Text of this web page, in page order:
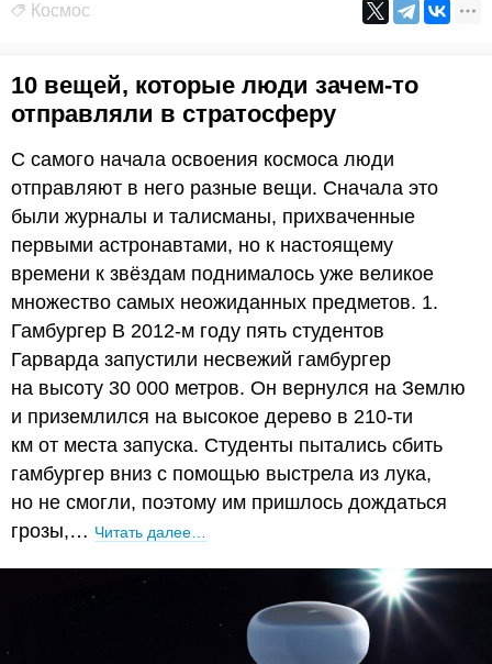
Космос
10 вещей, которые люди зачем-то
отправляли в стратосферу
С самого начала освоения космоса люди
отправляют в него разные вещи. Сначала это
были журналы и талисманы, прихваченные
первыми астронавтами, но к настоящему
времени к звёздам поднималось уже великое
множество самых неожиданных предметов. 1.
Гамбургер В 2012-м году пять студентов
Гарварда запустили несвежий гамбургер
на высоту 30 000 метров. Он вернулся на Землю
и приземлился на высокое дерево в 210-ти
км от места запуска. Студенты пытались сбить
гамбургер вниз с помощью выстрела из лука,
но не смогли, поэтому им пришлось дождаться
грозы,… Читать далее…